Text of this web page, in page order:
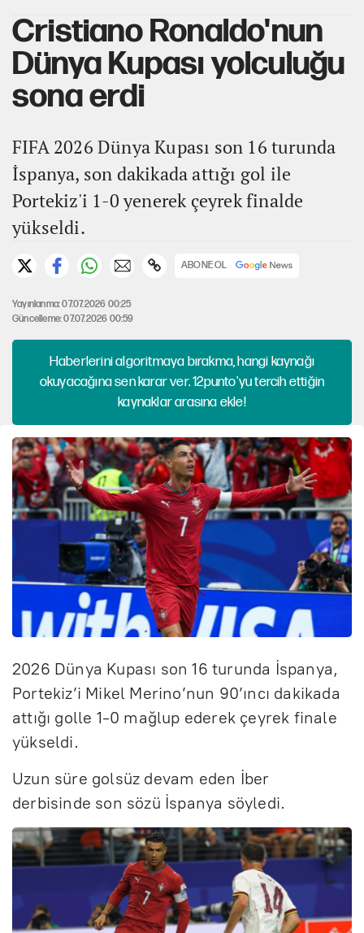
Cristiano Ronaldo'nun
Dünya Kupası yolculuğu
sona erdi
FIFA 2026 Dünya Kupası son 16 turunda
İspanya, son dakikada attığı gol ile
Portekiz'i 1-0 yenerek çeyrek finalde
yükseldi.
ABONE OL
Yayınlanma: 07.07.2026 00:25
Güncelleme: 07.07.2026 00:59
Haberlerini algoritmaya bırakma, hangi kaynağı
okuyacağına sen karar ver. 12punto'yu tercih ettiğin
kaynaklar arasına ekle!
2026 Dünya Kupası son 16 turunda İspanya,
Portekiz’i Mikel Merino’nun 90’ıncı dakikada
attığı golle 1-0 mağlup ederek çeyrek finale
yükseldi.
Uzun süre golsüz devam eden İber
derbisinde son sözü İspanya söyledi.